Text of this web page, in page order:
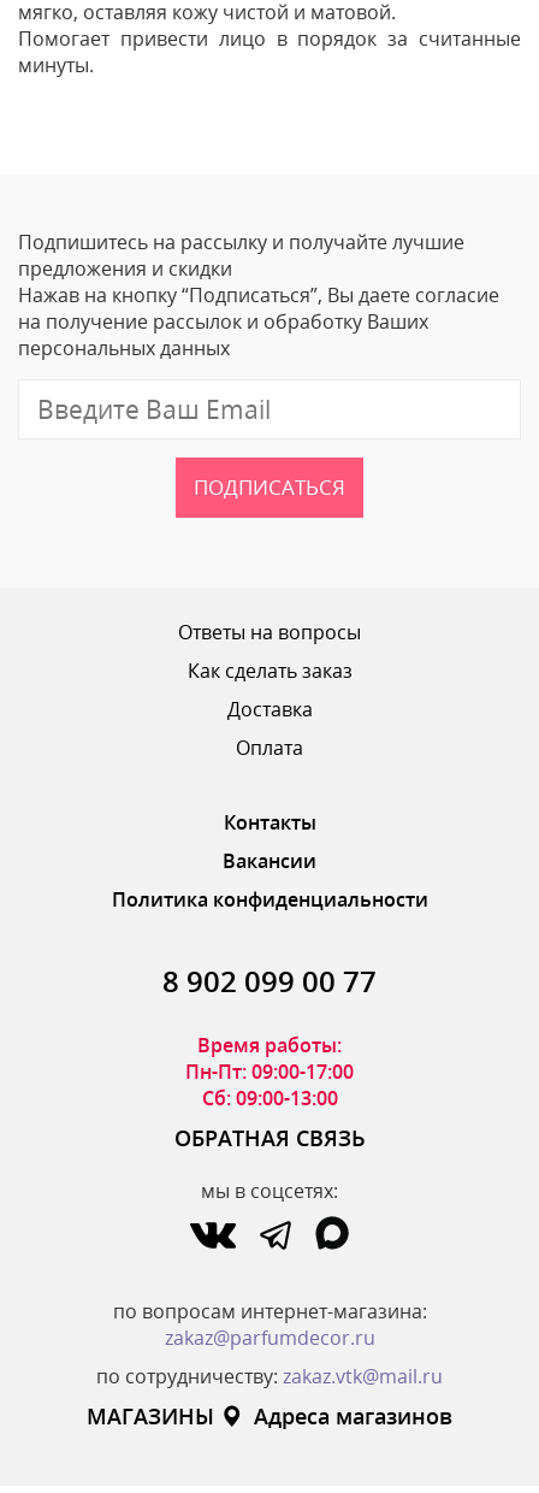
мягко, оставляя кожу чистой и матовой.
Помогает привести лицо в порядок за считанные
минуты.
Ваше Имя
Email
ОТПРАВИТЬ ОТЗЫВ
Подпишитесь на рассылку и получайте лучшие
предложения и скидки
Нажав на кнопку “Подписаться”, Вы даете согласие
на получение рассылок и обработку Ваших
персональных данных
ПОДПИСАТЬСЯ
Ответы на вопросы
Как сделать заказ
Доставка
Оплата
Контакты
Вакансии
Политика конфиденциальности
8 902 099 00 77
Время работы:
Пн-Пт: 09:00-17:00
Сб: 09:00-13:00
ОБРАТНАЯ СВЯЗЬ
мы в соцсетях:
по вопросам интернет-магазина:
zakaz@parfumdecor.ru
по сотрудничеству: zakaz.vtk@mail.ru
МАГАЗИНЫ Адреса магазинов